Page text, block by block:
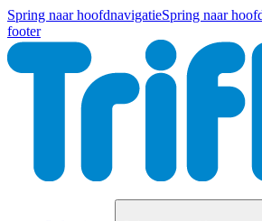
Spring naar hoofdnavigatieSpring naar
footer